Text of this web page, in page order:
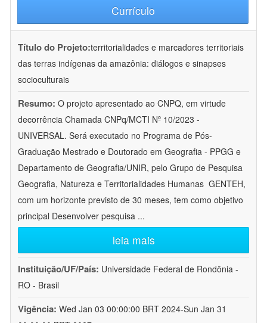
Currículo
Título do Projeto:territorialidades e marcadores territoriais
das terras indígenas da amazônia: diálogos e sinapses
socioculturais
Resumo: O projeto apresentado ao CNPQ, em virtude
decorrência Chamada CNPq/MCTI Nº 10/2023 -
UNIVERSAL. Será executado no Programa de Pós-
Graduação Mestrado e Doutorado em Geografia - PPGG e
Departamento de Geografia/UNIR, pelo Grupo de Pesquisa
Geografia, Natureza e Territorialidades Humanas  GENTEH,
com um horizonte previsto de 30 meses, tem como objetivo
principal Desenvolver pesquisa ...
leia mais
Instituição/UF/País: Universidade Federal de Rondônia -
RO - Brasil
Vigência: Wed Jan 03 00:00:00 BRT 2024-Sun Jan 31